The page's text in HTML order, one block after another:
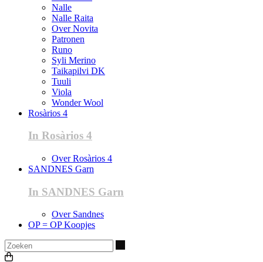
Nalle
Nalle Raita
Over Novita
Patronen
Runo
Syli Merino
Taikapilvi DK
Tuuli
Viola
Wonder Wool
Rosàrios 4
In Rosàrios 4
Over Rosàrios 4
SANDNES Garn
In SANDNES Garn
Over Sandnes
OP = OP Koopjes